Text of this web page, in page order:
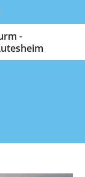
-